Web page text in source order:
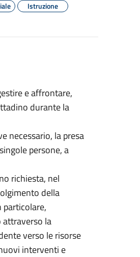
Istruzione
e affrontare,
durante la
necessario, la presa
persone, a
richiesta, nel
della
attraverso la
verso le risorse
interventi e